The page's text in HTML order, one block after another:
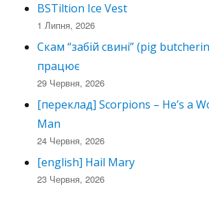
BSTiltion Ice Vest
1 Липня, 2026
Скам “забій свині” (pig
працює
29 Червня, 2026
[переклад] Scorpions – He’s a
Man
24 Червня, 2026
[english] Hail Mary
23 Червня, 2026